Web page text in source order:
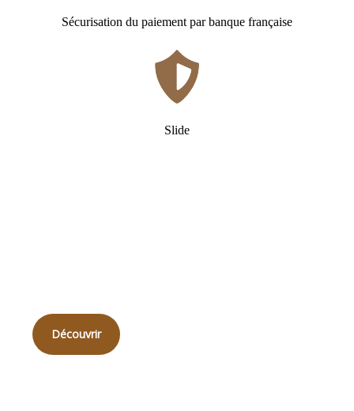
Sécurisation du paiement par banque française
Slide
Découvrir